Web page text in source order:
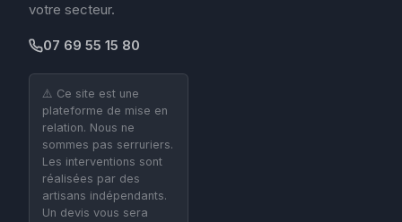
votre secteur.
07 69 55 15 80
⚠️ Ce site est une
plateforme de mise en
relation. Nous ne
sommes pas serruriers.
Les interventions sont
réalisées par des
artisans indépendants.
Un devis vous sera